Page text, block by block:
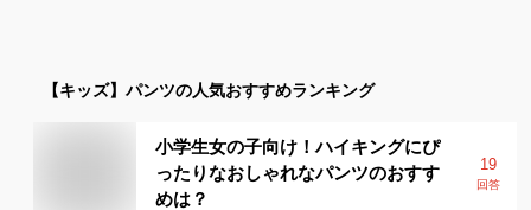
【キッズ】 パンツの人気おすすめランキング
小学生女の子向け！ハイキングにぴ
ったりなおしゃれなパンツのおすす
めは？
19
回答